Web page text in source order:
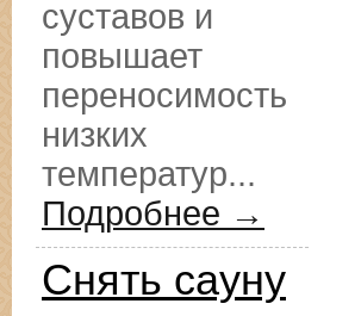
суставов и
повышает
переносимость
низких
температур...
Подробнее →
Снять сауну